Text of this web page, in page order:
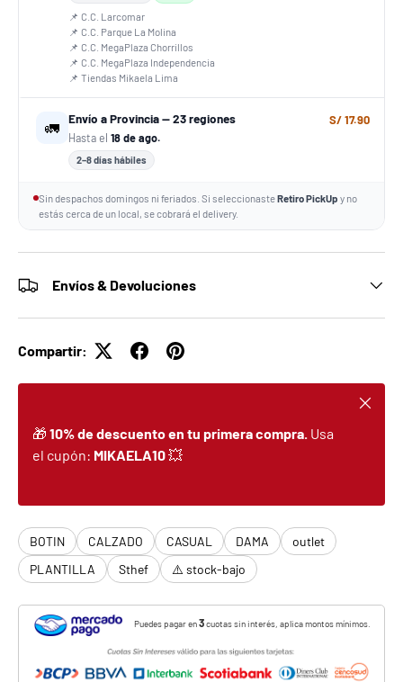
📌 C.C. Larcomar
📌 C.C. Parque La Molina
📌 C.C. MegaPlaza Chorrillos
📌 C.C. MegaPlaza Independencia
📌 Tiendas Mikaela Lima
🚛
Envío a Provincia — 23 regiones
Hasta el 18 de ago.
2–8 días hábiles
S/ 17.90
Sin despachos domingos ni feriados. Si seleccionasteRetiro PickUp y no
estás cerca de un local, se cobrará el delivery.
Envíos & Devoluciones
Compartir:
🎁 10% de descuento en tu primera compra. Usa
el cupón: MIKAELA10💥
Cerrar
BOTIN CALZADO CASUAL DAMA
outlet
PLANTILLA
Sthef ⚠️ stock-bajo
Puedes pagar en3cuotas sin interés, aplica montos mínimos.